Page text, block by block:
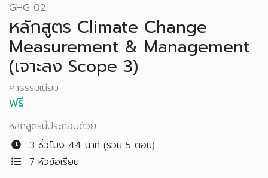
GHG 02
หลักสูตร Climate Change
Measurement & Management
(เจาะลง Scope 3)
ค่าธรรมเนียม
ฟรี
หลักสูตรนี้ประกอบด้วย
3 ชั่วโมง 44 นาที (รวม 5 ตอน)
7 หัวข้อเรียน